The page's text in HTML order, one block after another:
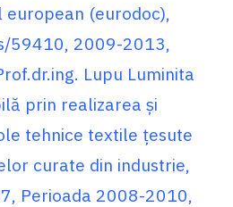
(eurodoc),
59410, 2009-2013,
Lupu Luminita
prin realizarea şi
tehnice textile ţesute
curate din industrie,
Perioada 2008-2010,